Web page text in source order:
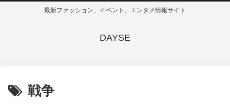
最新ファッション、イベント、エンタメ情報サイト
DAYSE
戦争